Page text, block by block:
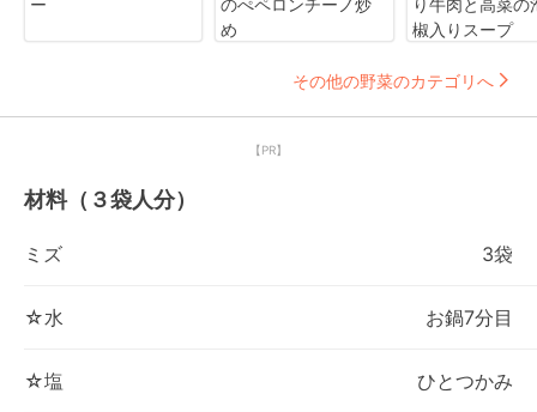
ー
のぺペロンチーノ炒
め
り牛肉と高菜の
椒入りスープ
その他の野菜のカテゴリへ
【PR】
材料（３袋人分）
ミズ 3袋
☆水 お鍋7分目
☆塩 ひとつかみ